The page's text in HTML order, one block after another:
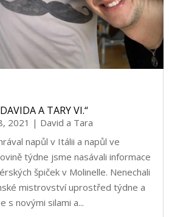
A TARY VI.“
2021 | David a Tara
napůl v Itálii a napůl ve
týdne jsme nasávali informace
špiček v Molinelle. Nenechali
mistrovství uprostřed týdne a
s novými silami a...